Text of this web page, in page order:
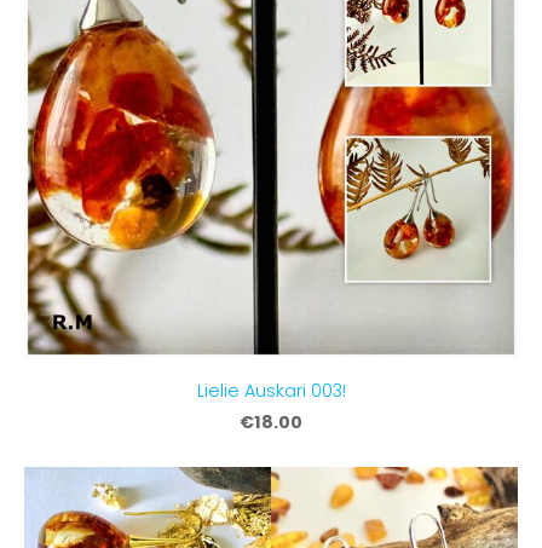
Lielie Auskari 003!
€18.00